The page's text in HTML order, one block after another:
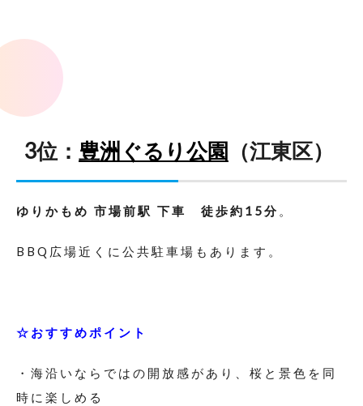
3位： 豊洲ぐるり公園 （江東区）
ゆりかもめ 市場前駅 下車 徒歩約15分 。
BBQ広場近くに公共駐車場もあります。
☆おすすめポイント
・海沿いならではの開放感があり、桜と景色を同
時に楽しめる